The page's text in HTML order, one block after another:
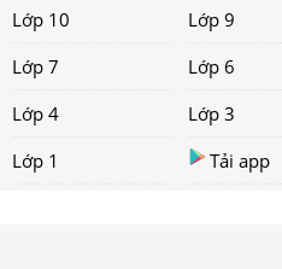
Lớp 10
Lớp 9
Lớp 7
Lớp 6
Lớp 4
Lớp 3
Lớp 1
Tải app